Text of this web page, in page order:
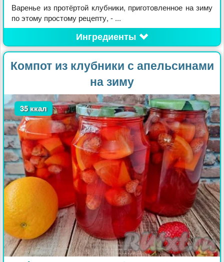
Варенье из протёртой клубники, приготовленное на зиму
по этому простому рецепту, - ...
Ингредиенты
Компот из клубники с апельсинами
на зиму
35 ккал